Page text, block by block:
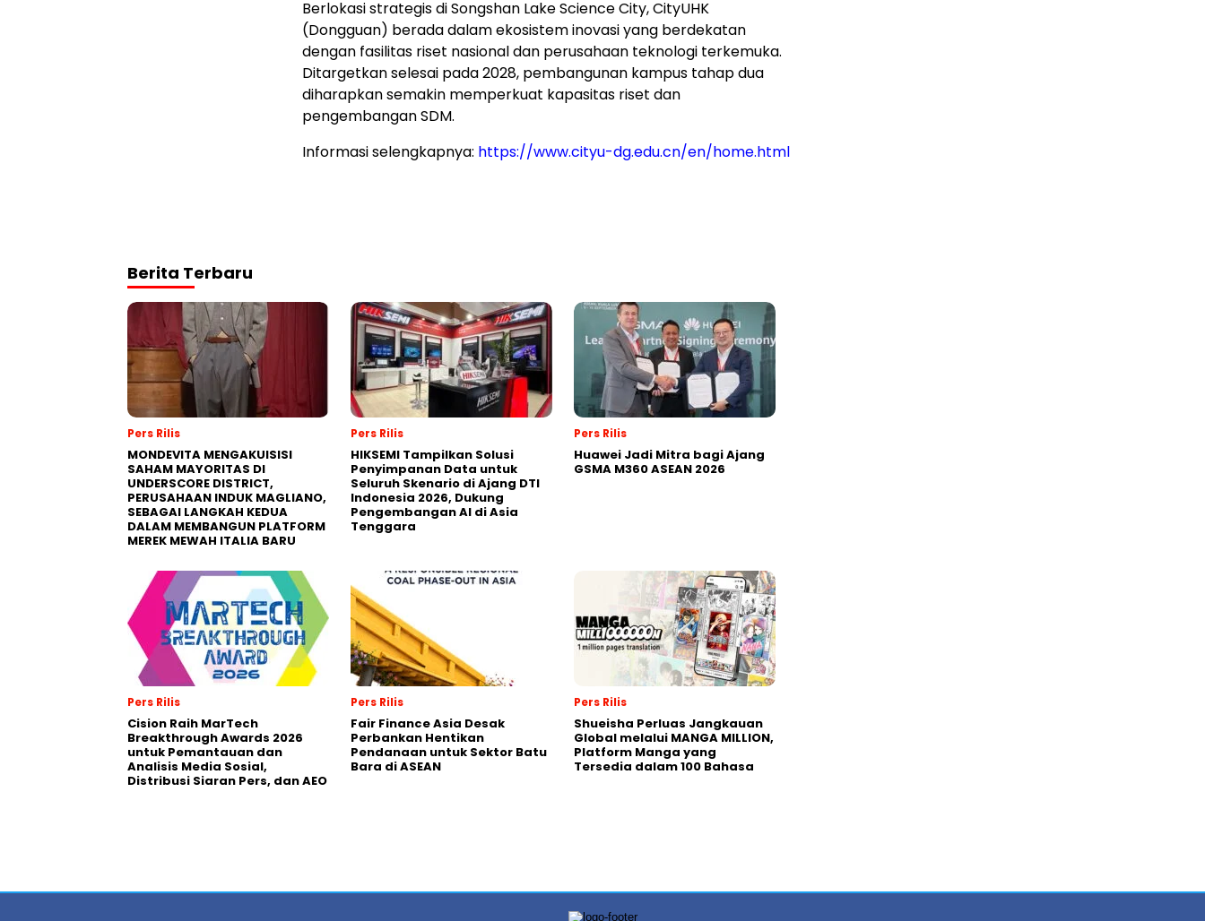
Berlokasi strategis di Songshan Lake Science City, CityUHK
(Dongguan) berada dalam ekosistem inovasi yang berdekatan
dengan fasilitas riset nasional dan perusahaan teknologi terkemuka.
Ditargetkan selesai pada 2028, pembangunan kampus tahap dua
diharapkan semakin memperkuat kapasitas riset dan
pengembangan SDM.
Informasi selengkapnya: https://www.cityu-dg.edu.cn/en/home.html
Berita Terbaru
Pers Rilis
MONDEVITA MENGAKUISISI
SAHAM MAYORITAS DI
UNDERSCORE DISTRICT,
PERUSAHAAN INDUK MAGLIANO,
SEBAGAI LANGKAH KEDUA
DALAM MEMBANGUN PLATFORM
MEREK MEWAH ITALIA BARU
Pers Rilis
HIKSEMI Tampilkan Solusi
Penyimpanan Data untuk
Seluruh Skenario di Ajang DTI
Indonesia 2026, Dukung
Pengembangan AI di Asia
Tenggara
Pers Rilis
Huawei Jadi Mitra bagi Ajang
GSMA M360 ASEAN 2026
Pers Rilis
Cision Raih MarTech
Breakthrough Awards 2026
untuk Pemantauan dan
Analisis Media Sosial,
Distribusi Siaran Pers, dan AEO
Pers Rilis
Fair Finance Asia Desak
Perbankan Hentikan
Pendanaan untuk Sektor Batu
Bara di ASEAN
Pers Rilis
Shueisha Perluas Jangkauan
Global melalui MANGA MILLION,
Platform Manga yang
Tersedia dalam 100 Bahasa